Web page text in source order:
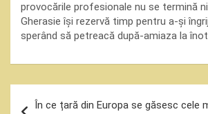
provocările profesionale nu se termină
Gherasie își rezervă timp pentru a-și
sperând să petreacă după-amiaza la
Navigare
În ce țară din Europa se găsesc cele